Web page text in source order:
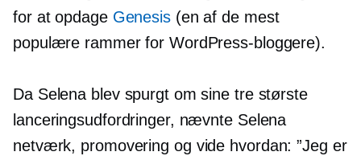
for at opdage Genesis(en af ​​de mest
populære rammer for WordPress-bloggere).
Da Selena blev spurgt om sine tre største
lanceringsudfordringer, nævnte Selena
netværk, promovering og vide hvordan: ”Jeg er